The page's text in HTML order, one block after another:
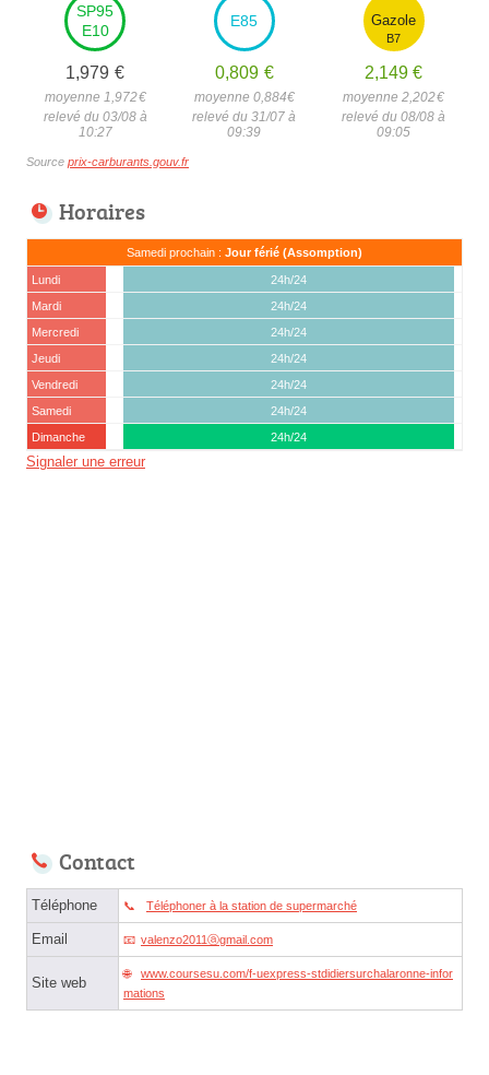
SP95
E10
1,979 €
moyenne 1,972€
relevé du 03/08 à
10:27
E85
0,809 €
moyenne 0,884€
relevé du 31/07 à
09:39
Gazole
B7
2,149 €
moyenne 2,202€
relevé du 08/08 à
09:05
Source prix-carburants.gouv.fr
Horaires
Samedi prochain : Jour férié (Assomption)
Lundi
24h/24
Mardi
24h/24
Mercredi
24h/24
Jeudi
24h/24
Vendredi
24h/24
Samedi
24h/24
Dimanche
24h/24
Signaler une erreur
Contact
Téléphone Téléphoner à la station de supermarché
Email valenzo2011ⓐgmail.com
Site web
www.coursesu.com/f-uexpress-stdidiersurchalaronne-infor
mations